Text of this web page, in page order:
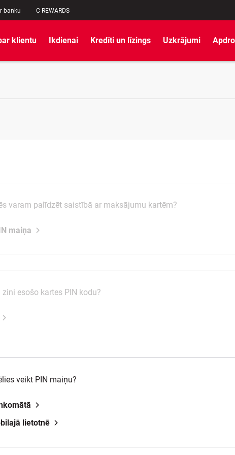
banku C REWARDS
klientu Ikdienai Kredīti un līzings Uzkrājumi
varam palīdzēt saistībā ar maksājumu kartēm?
maiņa
zini esošo kartes PIN kodu?
veikt PIN maiņu?
lietotnē